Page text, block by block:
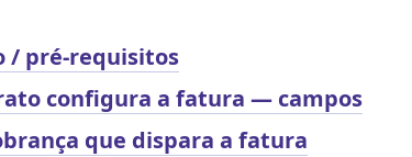
/ pré-requisitos
configura a fatura — campos
que dispara a fatura